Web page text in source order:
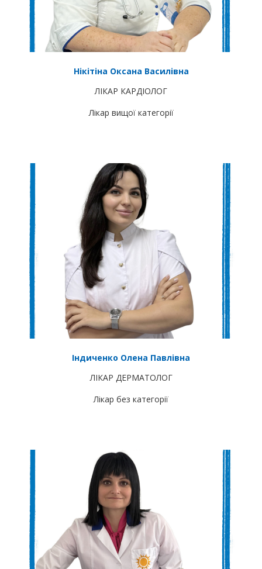
Нікітіна Оксана Василівна
ЛІКАР КАРДІОЛОГ
Лікар вищої категорії
Індиченко Олена Павлівна
ЛІКАР ДЕРМАТОЛОГ
Лікар без категорії